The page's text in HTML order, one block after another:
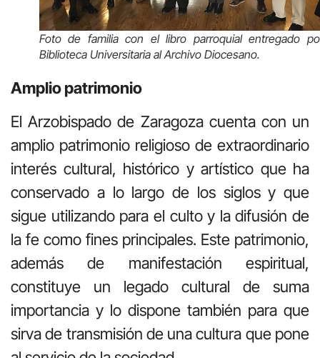
Foto de familia con el libro parroquial entregado
Biblioteca Universitaria al Archivo Diocesano.
Amplio patrimonio
El Arzobispado de Zaragoza cuenta con un
amplio patrimonio religioso de extraordinario
interés cultural, histórico y artístico que ha
conservado a lo largo de los siglos y que
sigue utilizando para el culto y la difusión de
la fe como fines principales. Este patrimonio,
además de manifestación espiritual,
constituye un legado cultural de suma
importancia y lo dispone también para que
sirva de transmisión de una cultura que pone